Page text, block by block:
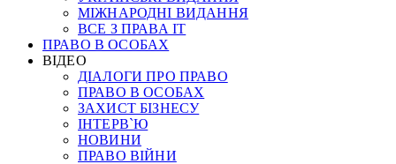
МІЖНАРОДНІ ВИДАННЯ
ВСЕ З ПРАВА ІТ
ПРАВО В ОСОБАХ
ВІДЕО
ДІАЛОГИ ПРО ПРАВО
ПРАВО В ОСОБАХ
ЗАХИСТ БІЗНЕСУ
ІНТЕРВ`Ю
НОВИНИ
ПРАВО ВІЙНИ